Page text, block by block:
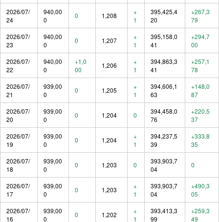
2026/07/
24
940,00
0
0 1,208
+
1
395,425,4
20
+267,3
79
2026/07/
23
940,00
0
0 1,207
+
1
395,158,0
41
+294,7
00
2026/07/
22
940,00
0
+1,0
00
1,206
+
1
394,863,3
41
+257,1
78
2026/07/
21
939,00
0
0 1,205
+
1
394,606,1
63
+148,0
87
2026/07/
20
939,00
0
0 1,204 0
394,458,0
76
+220,5
37
2026/07/
19
939,00
0
0 1,204
+
1
394,237,5
39
+333,8
35
2026/07/
18
939,00
0
0 1,203 0
393,903,7
04
0
2026/07/
17
939,00
0
0 1,203
+
1
393,903,7
04
+490,3
05
2026/07/
16
939,00
0
0 1,202
+
1
393,413,3
99
+259,3
49